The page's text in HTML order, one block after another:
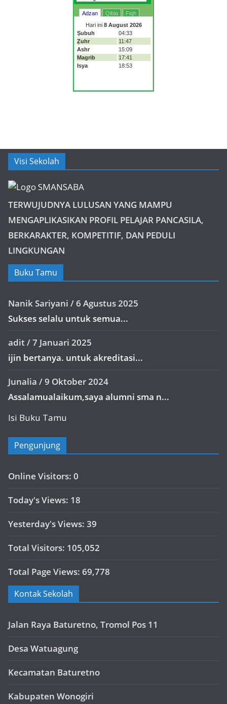
Visi Sekolah
TERWUJUDNYA LULUSAN YANG MAMPU
MENGAPLIKASIKAN PROFIL PELAJAR PANCASILA,
BERKARAKTER, KOMPETITIF, DAN PEDULI
LINGKUNGAN
Buku Tamu
Nanik Sariyani /6 Agustus 2025
Sukses selalu untuk semua...
adit/7 Januari 2025
ijin bertanya. untuk akreditasi...
Junalia /9 Oktober 2024
Assalamualaikum,saya alumni sma n...
Isi Buku Tamu
Pengunjung
Online Visitors: 0
Today's Views: 18
Yesterday's Views: 39
Total Visitors: 105,052
Total Page Views: 69,778
Kontak Sekolah
Jalan Raya Baturetno, Tromol Pos 11
Desa Watuagung
Kecamatan Baturetno
Kabupaten Wonogiri